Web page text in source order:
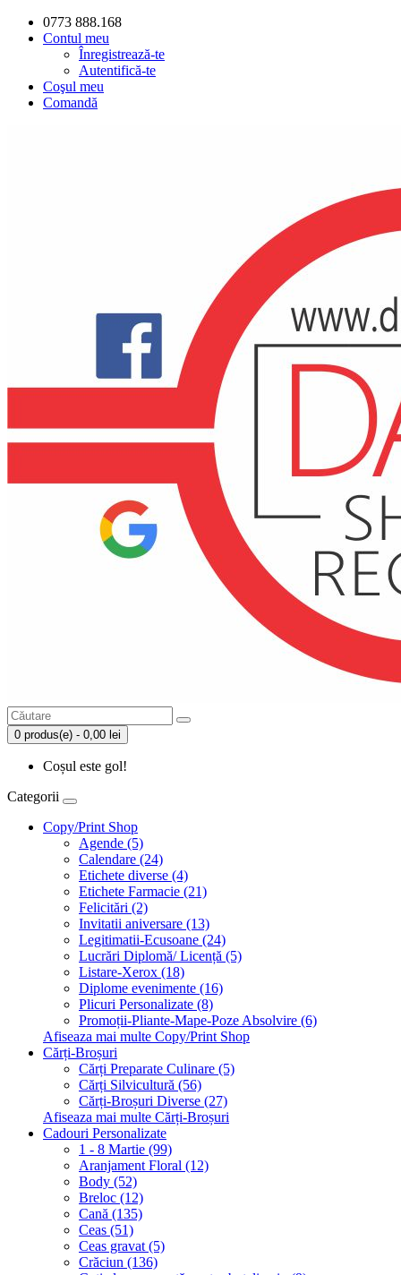
0773 888.168
Contul meu
Înregistrează-te
Autentifică-te
Coşul meu
Comandă
0 produs(e) - 0,00 lei
Coșul este gol!
Categorii
Copy/Print Shop
Agende (5)
Calendare (24)
Etichete diverse (4)
Etichete Farmacie (21)
Felicitări (2)
Invitatii aniversare (13)
Legitimatii-Ecusoane (24)
Lucrări Diplomă/ Licență (5)
Listare-Xerox (18)
Diplome evenimente (16)
Plicuri Personalizate (8)
Promoții-Pliante-Mape-Poze Absolvire (6)
Afiseaza mai multe Copy/Print Shop
Cărți-Broșuri
Cărți Preparate Culinare (5)
Cărți Silvicultură (56)
Cărți-Broșuri Diverse (27)
Afiseaza mai multe Cărți-Broșuri
Cadouri Personalizate
1 - 8 Martie (99)
Aranjament Floral (12)
Body (52)
Breloc (12)
Cană (135)
Ceas (51)
Ceas gravat (5)
Crăciun (136)